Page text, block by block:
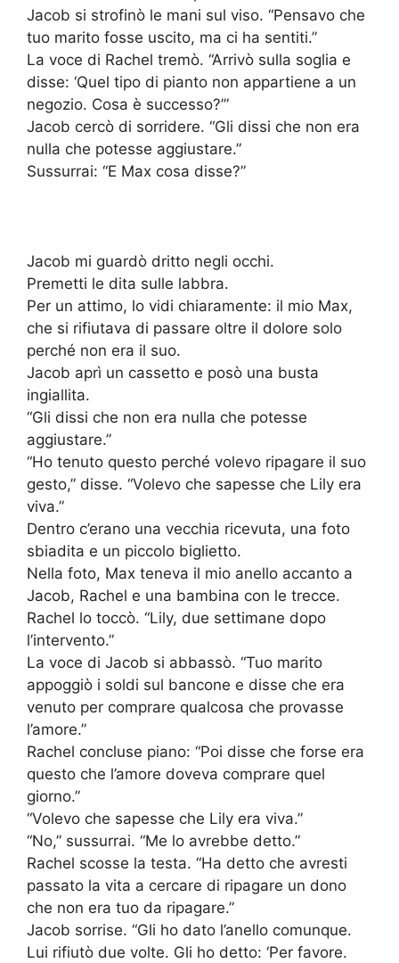
Jacob si strofinò le mani sul viso. “Pensavo che
tuo marito fosse uscito, ma ci ha sentiti.”
La voce di Rachel tremò. “Arrivò sulla soglia e
disse: ‘Quel tipo di pianto non appartiene a un
negozio. Cosa è successo?’”
Jacob cercò di sorridere. “Gli dissi che non era
nulla che potesse aggiustare.”
Sussurrai: “E Max cosa disse?”
Jacob mi guardò dritto negli occhi.
Premetti le dita sulle labbra.
Per un attimo, lo vidi chiaramente: il mio Max,
che si rifiutava di passare oltre il dolore solo
perché non era il suo.
Jacob aprì un cassetto e posò una busta
ingiallita.
“Gli dissi che non era nulla che potesse
aggiustare.”
“Ho tenuto questo perché volevo ripagare il suo
gesto,” disse. “Volevo che sapesse che Lily era
viva.”
Dentro c’erano una vecchia ricevuta, una foto
sbiadita e un piccolo biglietto.
Nella foto, Max teneva il mio anello accanto a
Jacob, Rachel e una bambina con le trecce.
Rachel lo toccò. “Lily, due settimane dopo
l’intervento.”
La voce di Jacob si abbassò. “Tuo marito
appoggiò i soldi sul bancone e disse che era
venuto per comprare qualcosa che provasse
l’amore.”
Rachel concluse piano: “Poi disse che forse era
questo che l’amore doveva comprare quel
giorno.”
“Volevo che sapesse che Lily era viva.”
“No,” sussurrai. “Me lo avrebbe detto.”
Rachel scosse la testa. “Ha detto che avresti
passato la vita a cercare di ripagare un dono
che non era tuo da ripagare.”
Jacob sorrise. “Gli ho dato l’anello comunque.
Lui rifiutò due volte. Gli ho detto: ‘Per favore.